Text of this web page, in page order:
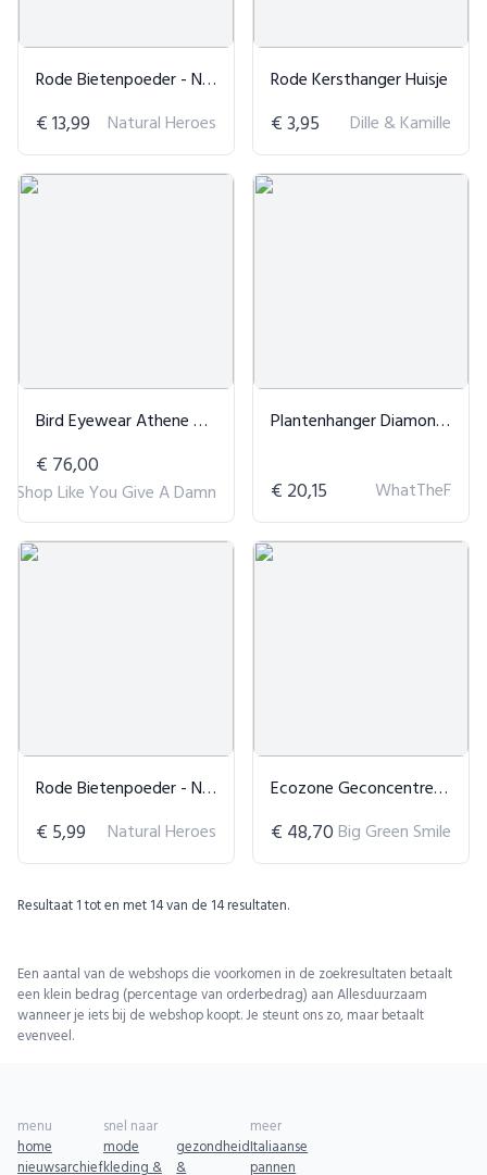
Rode Bietenpoeder - Natuurlijke Kleurstof & Huidverzorging
€ 13,99 Natural Heroes
Rode Kersthanger Huisje
€ 3,95 Dille & Kamille
Bird Eyewear Athene Zonnebril - Vegan & Duurzaam
€ 76,00
Shop Like You Give A Damn
Plantenhanger Diamond Blauw
€ 20,15 WhatTheF
Rode Bietenpoeder - Natuurlijke Kleurstof & Huidverzorging
€ 5,99 Natural Heroes
Ecozone Geconcentreerd Vloeibaar Wasmiddel 5L
€ 48,70 Big Green Smile
Resultaat 1tot en met 14van de 14resultaten.
Een aantal van de webshops die voorkomen in de zoekresultaten betaalt
een klein bedrag (percentage van orderbedrag) aan Allesduurzaam
wanneer je iets bij de webshop koopt. Je steunt ons zo, maar betaalt
evenveel.
menu
home
nieuwsarchief
snel naar
mode
kleding &
gezondheid
&
meer
Italiaanse
pannen